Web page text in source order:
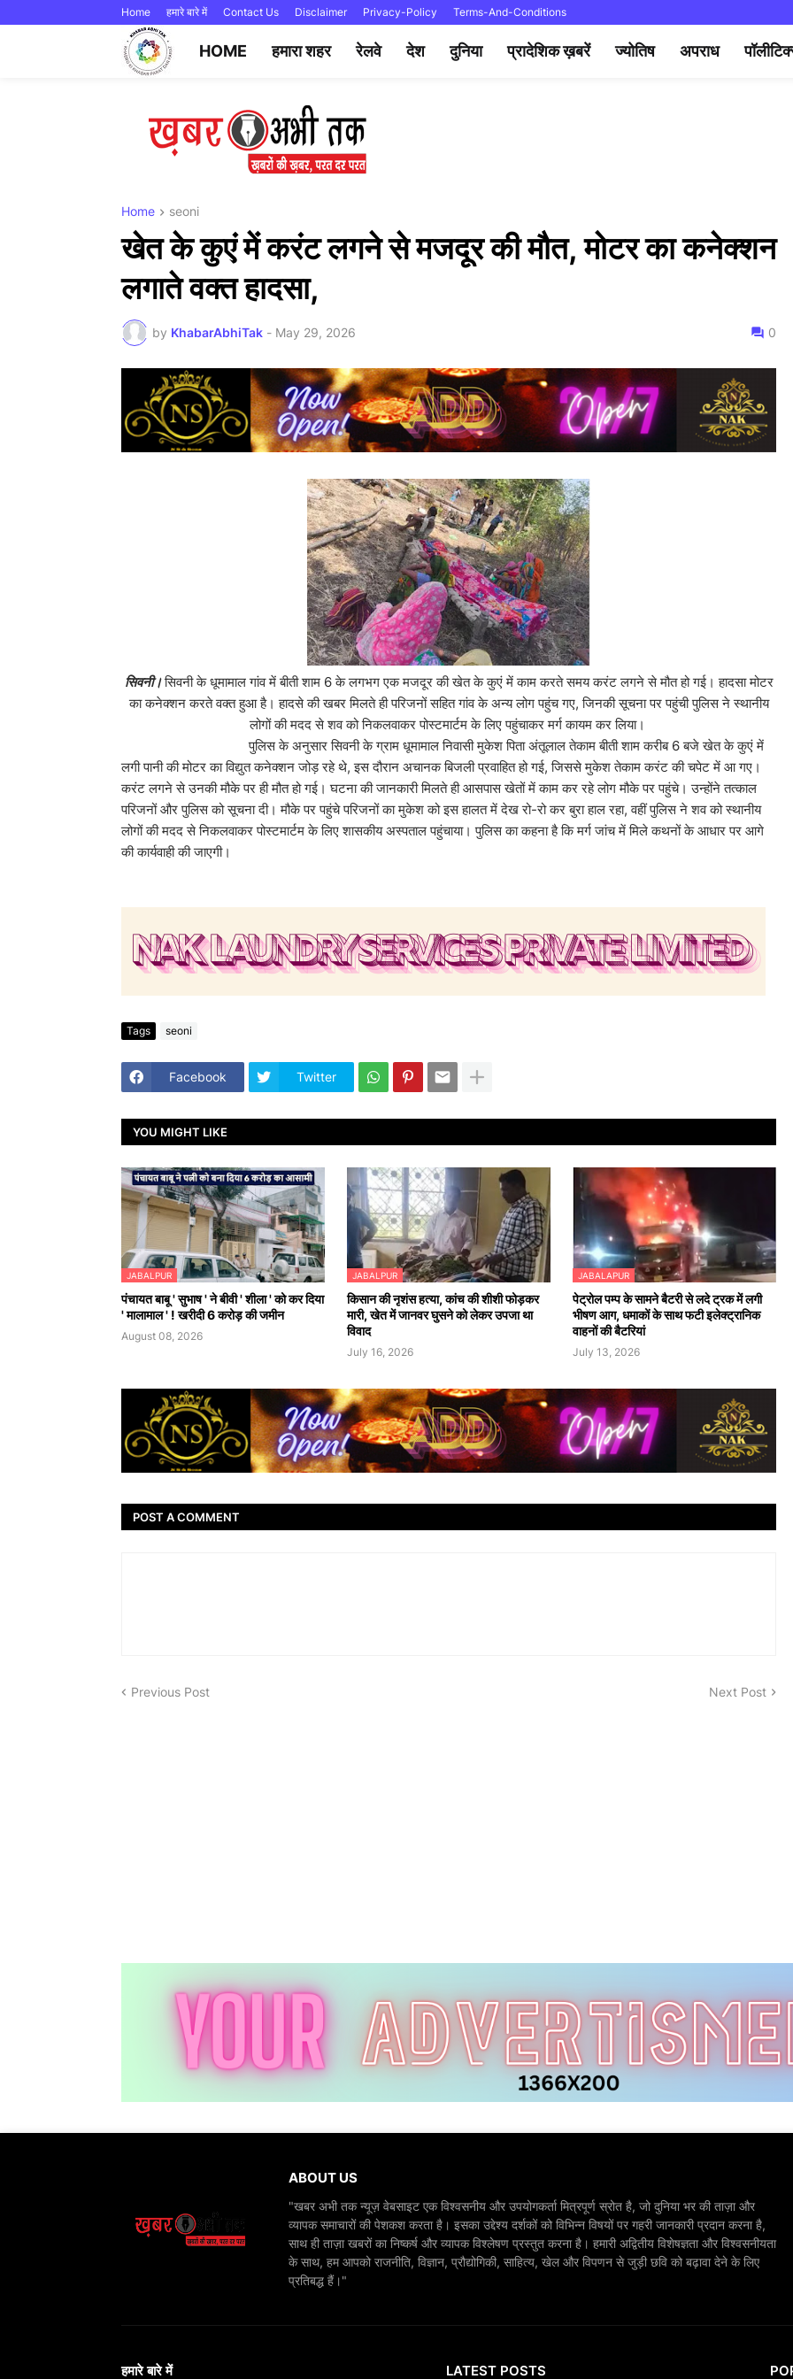
Home हमारे बारे में Contact Us Disclaimer Privacy-Policy Terms-And-Conditions
HOME हमारा शहर रेलवे देश दुनिया प्रादेशिक ख़बरें ज्योतिष अपराध
Home seoni
खेत के कुएं में करंट लगने से मजदूर की मौत, मोटर का कनेक्शन
लगाते वक्त हादसा,
by KhabarAbhiTak - May 29, 2026 0
सिवनी।सिवनी के धूमामाल गांव में बीती शाम 6 के लगभग एक मजदूर की खेत के कुएं में काम करते समय करंट लगने से मौत हो गई। हादसा मोटर
का कनेक्शन करते वक्त हुआ है। हादसे की खबर मिलते ही परिजनों सहित गांव के अन्य लोग पहुंच गए, जिनकी सूचना पर पहुंची पुलिस ने स्थानीय
लोगों की मदद से शव को निकलवाकर पोस्टमार्टम के लिए पहुंचाकर मर्ग कायम कर लिया।
पुलिस के अनुसार सिवनी के ग्राम धूमामाल निवासी मुकेश पिता अंतूलाल तेकाम बीती शाम करीब 6 बजे खेत के कुएं में
लगी पानी की मोटर का विद्युत कनेक्शन जोड़ रहे थे, इस दौरान अचानक बिजली प्रवाहित हो गई, जिससे मुकेश तेकाम करंट की चपेट में आ गए।
करंट लगने से उनकी मौके पर ही मौत हो गई। घटना की जानकारी मिलते ही आसपास खेतों में काम कर रहे लोग मौके पर पहुंचे। उन्होंने तत्काल
परिजनों और पुलिस को सूचना दी। मौके पर पहुंचे परिजनों का मुकेश को इस हालत में देख रो-रो कर बुरा हाल रहा, वहीं पुलिस ने शव को स्थानीय
लोगों की मदद से निकलवाकर पोस्टमार्टम के लिए शासकीय अस्पताल पहुंचाया। पुलिस का कहना है कि मर्ग जांच में मिले कथनों के आधार पर आगे
की कार्यवाही की जाएगी।
Tags seoni
Facebook Twitter
YOU MIGHT LIKE
JABALPUR
पंचायत बाबू ' सुभाष ' ने बीवी ' शीला ' को कर दिया
' मालामाल ' ! खरीदी 6 करोड़ की जमीन
August 08, 2026
JABALPUR
किसान की नृशंस हत्या, कांच की शीशी फोड़कर
मारी, खेत में जानवर घुसने को लेकर उपजा था
विवाद
July 16, 2026
JABALAPUR
पेट्रोल पम्प के सामने बैटरी से लदे ट्रक में लगी
भीषण आग, धमाकों के साथ फटी इलेक्ट्रानिक
वाहनों की बैटरियां
July 13, 2026
POST A COMMENT
Previous Post Next Post
ABOUT US
"खबर अभी तक न्यूज़ वेबसाइट एक विश्वसनीय और उपयोगकर्ता मित्रपूर्ण स्रोत है, जो दुनिया भर की ताज़ा और
व्यापक समाचारों की पेशकश करता है। इसका उद्देश्य दर्शकों को विभिन्न विषयों पर गहरी जानकारी प्रदान करना है,
साथ ही ताज़ा खबरों का निष्कर्ष और व्यापक विश्लेषण प्रस्तुत करना है। हमारी अद्वितीय विशेषज्ञता और विश्वसनीयता
के साथ, हम आपको राजनीति, विज्ञान, प्रौद्योगिकी, साहित्य, खेल और विपणन से जुड़ी छवि को बढ़ावा देने के लिए
प्रतिबद्ध हैं।"
हमारे बारे में LATEST POSTS